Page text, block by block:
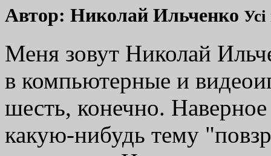
Автор: Николай Ильченко
Меня зовут Николай
в компьютерные и
шесть, конечно.
какую-нибудь тему